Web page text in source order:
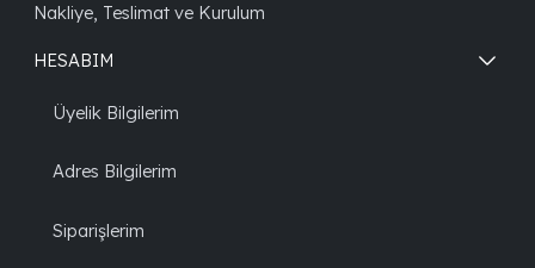
Nakliye, Teslimat ve Kurulum
HESABIM
Üyelik Bilgilerim
Adres Bilgilerim
Siparişlerim